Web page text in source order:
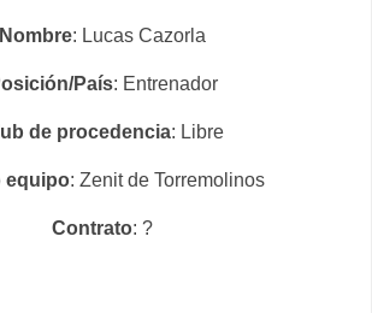
Nombre: Lucas Cazorla
País: Entrenador
de procedencia: Libre
equipo: Zenit de Torremolinos
Contrato: ?